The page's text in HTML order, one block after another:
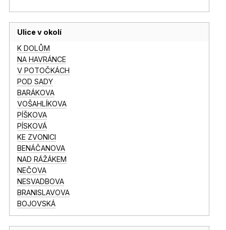
Ulice v okolí
K DOLŮM
NA HAVRÁNCE
V POTOČKÁCH
POD SADY
BARÁKOVA
VOŠAHLÍKOVA
PÍŠKOVA
PÍSKOVÁ
KE ZVONICI
BENÁČANOVA
NAD RÁŽÁKEM
NEČOVA
NESVADBOVA
BRANISLAVOVA
BOJOVSKÁ